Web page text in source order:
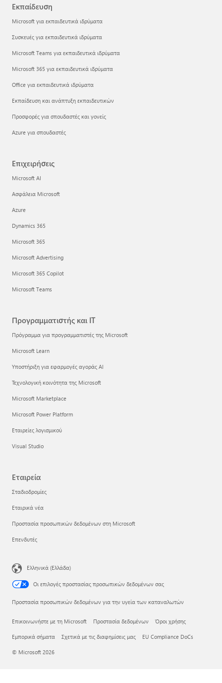
Εκπαίδευση
Microsoft για εκπαιδευτικά ιδρύματα
Συσκευές για εκπαιδευτικά ιδρύματα
Microsoft Teams για εκπαιδευτικά ιδρύματα
Microsoft 365 για εκπαιδευτικά ιδρύματα
Office για εκπαιδευτικά ιδρύματα
Εκπαίδευση και ανάπτυξη εκπαιδευτικών
Προσφορές για σπουδαστές και γονείς
Azure για σπουδαστές
Επιχειρήσεις
Microsoft AI
Ασφάλεια Microsoft
Azure
Dynamics 365
Microsoft 365
Microsoft Advertising
Microsoft 365 Copilot
Microsoft Teams
Προγραμματιστής και IT
Πρόγραμμα για προγραμματιστές της Microsoft
Microsoft Learn
Υποστήριξη για εφαρμογές αγοράς AI
Τεχνολογική κοινότητα της Microsoft
Microsoft Marketplace
Microsoft Power Platform
Εταιρείες λογισμικού
Visual Studio
Εταιρεία
Σταδιοδρομίες
Εταιρικά νέα
Προστασία προσωπικών δεδομένων στη Microsoft
Επενδυτές
Ελληνικά (Ελλάδα)
Οι επιλογές προστασίας προσωπικών δεδομένων σας
Προστασία προσωπικών δεδομένων για την υγεία των καταναλωτών
Επικοινωνήστε με τη Microsoft Προστασία δεδομένων Όροι χρήσης
Εμπορικά σήματα Σχετικά με τις διαφημίσεις μας EU Compliance DoCs
© Microsoft 2026